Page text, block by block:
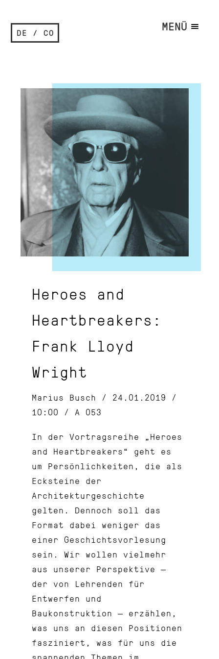
DE / CO MENÜ
Heroes and
Heartbreakers:
Frank Lloyd
Wright
Marius Busch / 24.01.2019 /
10:00 / A 053
In der Vortragsreihe „Heroes
and Heartbreakers“ geht es
um Persönlichkeiten, die als
Ecksteine der
Architekturgeschichte
gelten. Dennoch soll das
Format dabei weniger das
einer Geschichtsvorlesung
sein. Wir wollen vielmehr
aus unserer Perspektive —
der von Lehrenden für
Entwerfen und
Baukonstruktion — erzählen,
was uns an diesen Positionen
fasziniert, was für uns die